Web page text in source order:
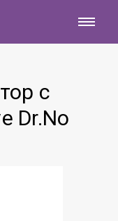
с
Dr.No